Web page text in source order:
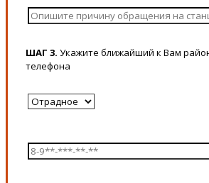
ШАГ 3. Укажите ближайший к Вам
телефона